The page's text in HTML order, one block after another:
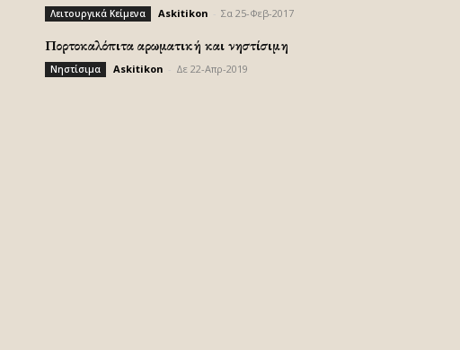
Λειτουργικά Κείμενα Askitikon Σα 25-Φεβ-2017
Πορτοκαλόπιτα αρωματική και νηστίσιμη
Νηστίσιμα Askitikon Δε 22-Απρ-2019